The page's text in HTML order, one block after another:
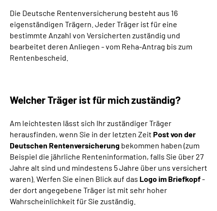
Suche
Language
Leichte Sprache
Mein Kundenportal
Die Deutsche Rentenversicherung besteht aus 16
eigenständigen Trägern. Jeder Träger ist für eine
bestimmte Anzahl von Versicherten zuständig und
bearbeitet deren Anliegen - vom Reha-Antrag bis zum
Rentenbescheid.
Welcher Träger ist für mich zuständig?
Am leichtesten lässt sich Ihr zuständiger Träger
herausfinden, wenn Sie in der letzten Zeit Post von der
Deutschen Rentenversicherung bekommen haben (zum
Beispiel die jährliche Renteninformation, falls Sie über 27
Jahre alt sind und mindestens 5 Jahre über uns versichert
waren). Werfen Sie einen Blick auf das Logo im Briefkopf-
der dort angegebene Träger ist mit sehr hoher
Wahrscheinlichkeit für Sie zuständig.